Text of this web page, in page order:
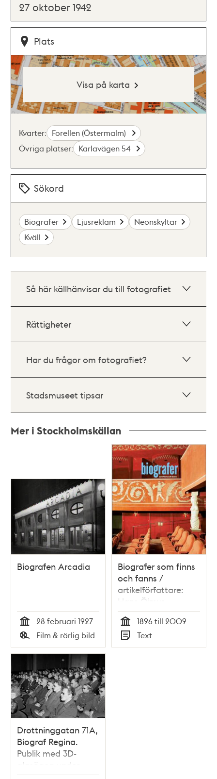
27 oktober 1942
Plats
Visa på karta
Kvarter: Forellen (Östermalm)
Övriga platser: Karlavägen 54
Sökord
Biografer Ljusreklam
Neonskyltar
Kväll
Så här källhänvisar du till fotografiet
Rättigheter
Har du frågor om fotografiet?
Stadsmuseet tipsar
Mer i Stockholmskällan
Biografen Arcadia
Tid
28 februari 1927
Typ
Film & rörlig bild
Biografer som finns
och fanns /
artikelförfattare:
Hans Öjmyr
Tid
1896 till 2009
Typ
Text
Drottninggatan 71A,
Biograf Regina.
Publik med 3D-
glasögon under
biografens